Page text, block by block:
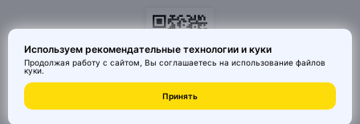
© 2026 MAI HE MAI. Маркетплейс дизайнерских товаров со всего
Китая по ценам заводов. Все права защищены.
Используем рекомендательные технологии и куки
Продолжая работу с сайтом, Вы соглашаетесь на использование файлов
куки.
Принять